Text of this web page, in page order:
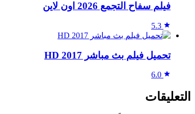
فيلم سفاح التجمع 2026 اون لاين
5.3
تحميل فيلم بث مباشر 2017 HD
6.0
التعليقات